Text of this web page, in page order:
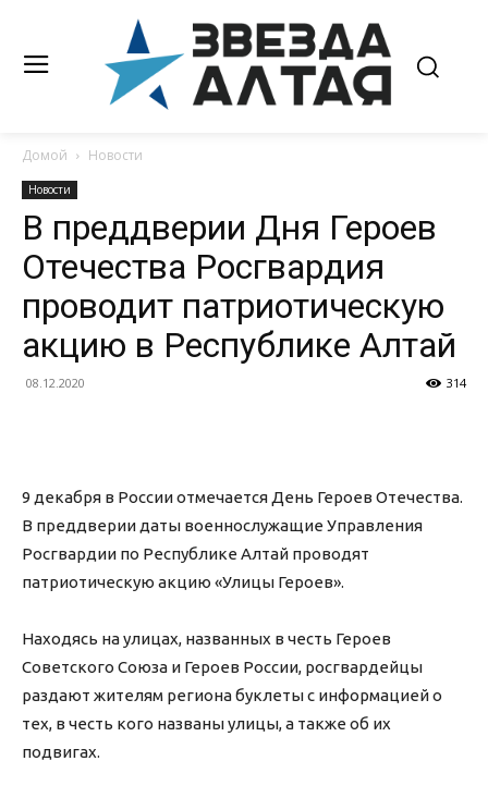
Домой Новости
Новости
В преддверии Дня Героев
Отечества Росгвардия
проводит патриотическую
акцию в Республике Алтай
08.12.2020 314
9 декабря в России отмечается День Героев Отечества.
В преддверии даты военнослужащие Управления
Росгвардии по Республике Алтай проводят
патриотическую акцию «Улицы Героев».
Находясь на улицах, названных в честь Героев
Советского Союза и Героев России, росгвардейцы
раздают жителям региона буклеты с информацией о
тех, в честь кого названы улицы, а также об их
подвигах.